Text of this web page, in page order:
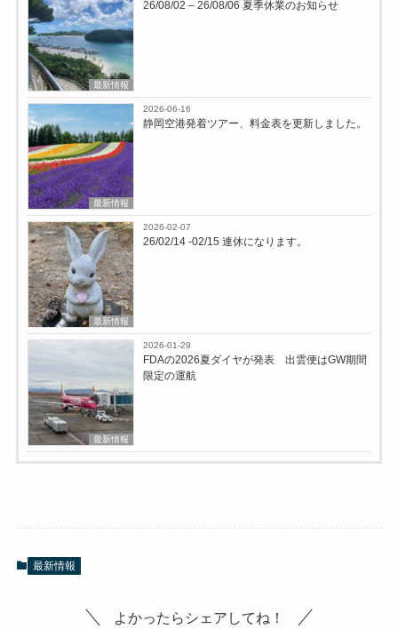
最新情報
26/08/02 – 26/08/06 夏季休業のお知らせ
最新情報
2026-06-16
静岡空港発着ツアー、料金表を更新しました。
最新情報
2026-02-07
26/02/14 -02/15 連休になります。
最新情報
2026-01-29
FDAの2026夏ダイヤが発表 出雲便はGW期間
限定の運航
最新情報
よかったらシェアしてね！